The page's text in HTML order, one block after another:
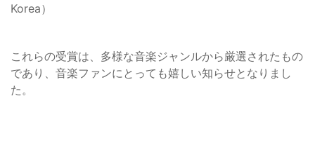
Korea）
これらの受賞は、多様な音楽ジャンルから厳選されたもの
であり、音楽ファンにとっても嬉しい知らせとなりまし
た。